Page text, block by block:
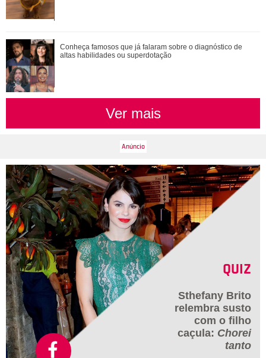
Conheça famosos que já falaram sobre o diagnóstico de
altas habilidades ou superdotação
Ver mais
QUIZ
Sthefany Brito
relembra susto
com o filho
caçula: Chorei
tanto